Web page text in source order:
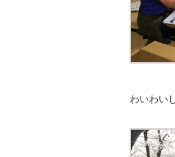
わいわい